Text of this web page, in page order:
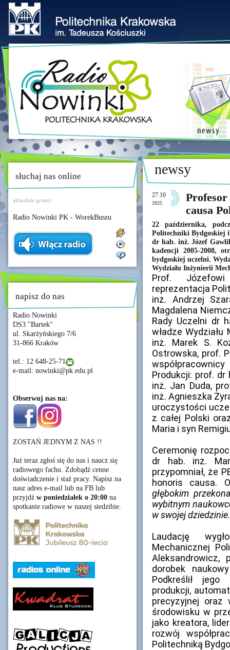
słuchaj nas online
aktualnie gramy:
Radio Nowinki PK - WorekBuszu
napisz do nas
Radio Nowinki
DS3 "Bartek"
ul. Skarżyńskiego 7/6
31-866 Kraków
tel.: 12 648-25-71
e-mail: nowinki@pk.edu.pl
Obserwuj nas na:
ZOSTAŃ JEDNYM Z NAS !!
Już teraz zgłoś się do nas i naucz się
radiowego fachu. Zdobądź cenne
doświadczenie i staż pracy. Napisz na
nasz adres e-mail lub na FB lub
przyjdź w poniedziałek o 20:00 na
spotkanie radiowe w naszej siedzibie.
newsy
27.10
2025
causa
22 października,
Politechniki Bydgoskiej
dr hab. inż. Józef
kadencji 2005-2008,
bydgoskiej uczelni.
Wydziału Inżynierii
Prof.
reprezentacja
inż. Andrzej
Magdalena
Rady Uczelni dr
władze
inż. Marek S.
Ostrowska, prof.
Produkcji: prof. dr
inż. Jan Duda,
inż. Agnieszka
uroczystości
z całej Polski
Maria i syn
Ceremonię
dr hab. inż.
przypomniał, że
honoris causa.
głębokim
wybitnym
w swojej dziedzinie.
Laudację
Mechanicznej
Aleksandrowicz,
dorobek
Podkreślił
produkcji,
precyzyjnej oraz
środowisku w
jako kreatora,
rozwój
Politechniką